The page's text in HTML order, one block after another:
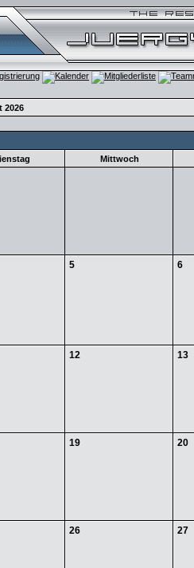
2026
Mittwoch
5 6
12 13
19 20
26 27